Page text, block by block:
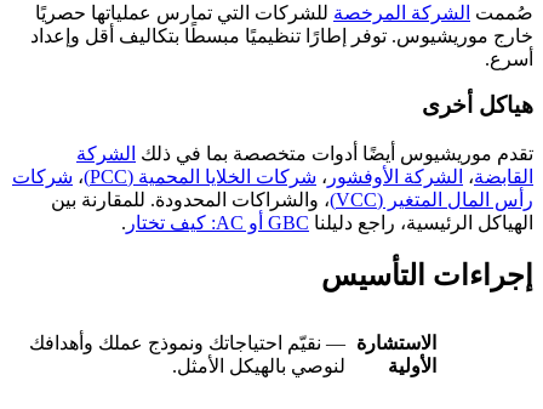
صُممت الشركة المرخصة للشركات التي تمارس عملياتها حصريًا
خارج موريشيوس. توفر إطارًا تنظيميًا مبسطًا بتكاليف أقل وإعداد
أسرع.
هياكل أخرى
تقدم موريشيوس أيضًا أدوات متخصصة بما في ذلك الشركة
القابضة، الشركة الأوفشور ، شركات الخلايا المحمية (PCC) ، شركات
رأس المال المتغير (VCC)
، والشراكات المحدودة. للمقارنة بين
الهياكل الرئيسية، راجع دليلنا GBC أو AC: كيف تختار .
إجراءات التأسيس
الاستشارة
الأولية
— نقيّم احتياجاتك ونموذج عملك وأهدافك
لنوصي بالهيكل الأمثل.